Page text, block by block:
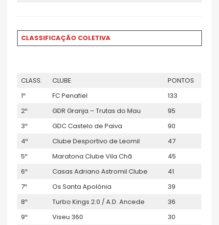
CLASSIFICAÇÃO COLETIVA
CLASS. CLUBE
PONTOS
1º
FC Penafiel
133
2º
GDR Granja – Trutas do Mau
95
3º
GDC Castelo de Paiva
90
4º
Clube Desportivo de Leomil
47
5º
Maratona Clube Vila Chã
45
6º
Casas Adriano Astromil Clube
41
7º
Os Santa Apolónia
39
8º
Turbo Kings 2.0 / A.D. Ancede
36
9º
Viseu 360
30